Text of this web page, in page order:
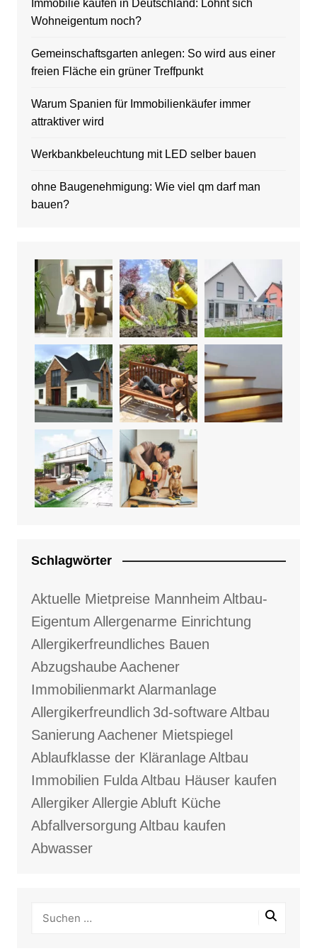
Immobilie kaufen in Deutschland: Lohnt sich
Wohneigentum noch?
Gemeinschaftsgarten anlegen: So wird aus einer
freien Fläche ein grüner Treffpunkt
Warum Spanien für Immobilienkäufer immer
attraktiver wird
Werkbankbeleuchtung mit LED selber bauen
ohne Baugenehmigung: Wie viel qm darf man
bauen?
Schlagwörter
Aktuelle Mietpreise Mannheim Altbau-
Eigentum Allergenarme Einrichtung
Allergikerfreundliches Bauen
AbzugshaubeAachener
ImmobilienmarktAlarmanlage
Allergikerfreundlich 3d-softwareAltbau
Sanierung Aachener Mietspiegel
Ablaufklasse der KläranlageAltbau
Immobilien FuldaAltbau Häuser kaufen
AllergikerAllergieAbluft Küche
Abfallversorgung Altbau kaufen
Abwasser